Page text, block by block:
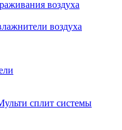
воздуха
воздуха
сплит системы